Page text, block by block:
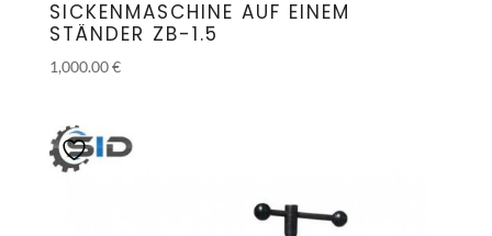
SICKENMASCHINE AUF EINEM
STÄNDER ZB-1.5
1,000.00€